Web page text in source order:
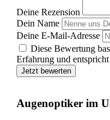
Deine Rezension
Dein Name
Deine E-Mail-Adresse
Diese Bewertung
Erfahrung und
Jetzt bewerten
Augenoptiker im